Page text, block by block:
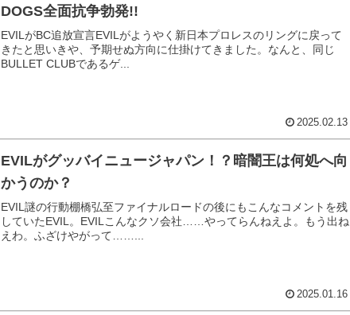
DOGS全面抗争勃発!!
EVILがBC追放宣言EVILがようやく新日本プロレスのリングに戻って
きたと思いきや、予期せぬ方向に仕掛けてきました。なんと、同じ
BULLET CLUBであるゲ...
2025.02.13
EVILがグッバイニュージャパン！？暗闇王は何処へ向
かうのか？
EVIL謎の行動棚橋弘至ファイナルロードの後にもこんなコメントを残
していたEVIL。EVILこんなクソ会社……やってらんねえよ。もう出ね
えわ。ふざけやがって……...
2025.01.16